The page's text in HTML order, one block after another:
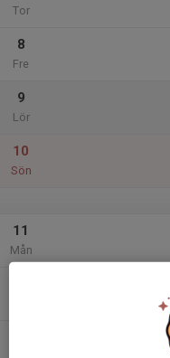
Tor
8
Fre
9
Lör
10
Sön
11
Mån